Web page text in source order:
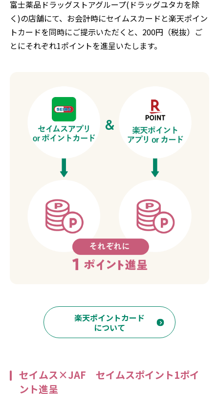
富士薬品ドラッグストアグループ(ドラッグユタカを除
く)の店舗にて、お会計時にセイムスカードと楽天ポイン
トカードを同時にご提示いただくと、200円（税抜）ご
とにそれぞれ1ポイントを進呈いたします。
楽天ポイントカード
について
セイムス×JAF セイムスポイント1ポイ
ント進呈